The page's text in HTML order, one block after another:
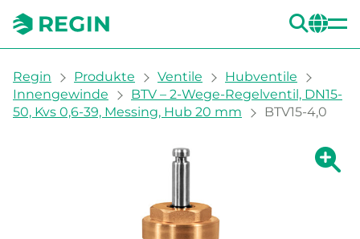
You are here:
Regin Produkte Ventile
Hubventile
Innengewinde
BTV – 2-Wege-Regelventil, DN15-
50, Kvs 0,6-39, Messing, Hub 20 mm
BTV15-4,0
Zeige